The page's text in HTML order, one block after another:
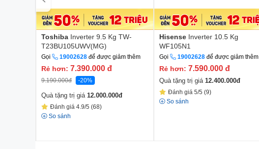
Toshiba Inverter 9.5 Kg TW-
T23BU105UWV(MG)
Gọi 19002628 để được giảm thêm
Rẻ hơn: 7.390.000 đ
9.190.000đ -20%
Quà tặng trị giá 12.000.000đ
Đánh giá 4.9/5 (68)
So sánh
Hisense Inverter 10.5 Kg
WF105N1
Gọi 19002628 để được giảm thêm
Rẻ hơn: 7.590.000 đ
Quà tặng trị giá 12.400.000đ
Đánh giá 5/5 (9)
So sánh